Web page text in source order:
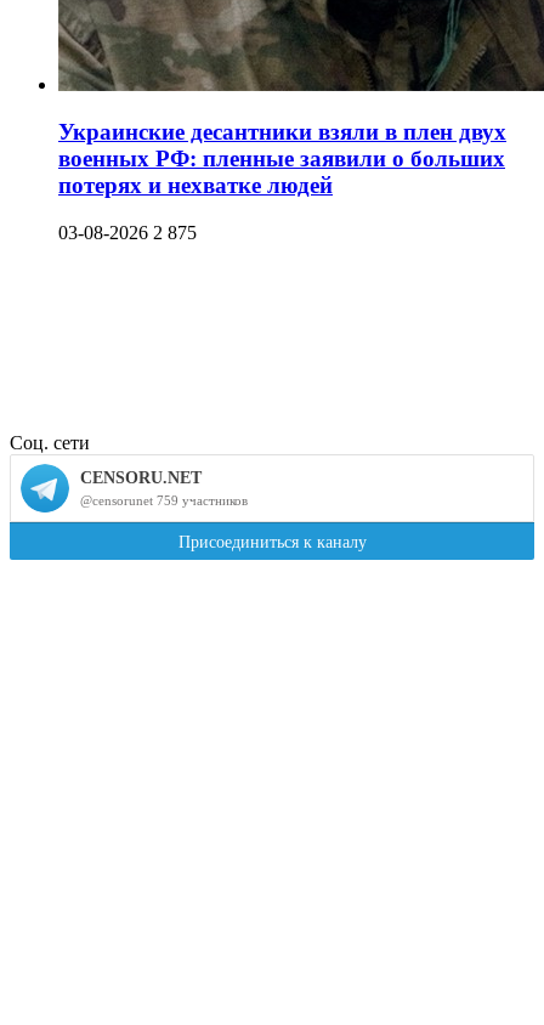
Украинские десантники взяли в плен двух
военных РФ: пленные заявили о больших
потерях и нехватке людей
03-08-2026 2 875
Соц. сети